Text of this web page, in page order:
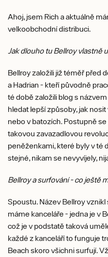
Ahoj, jsem Rich a aktuálně
velkoobchodní distribuci.
Jak dlouho tu Bellroy vlastně
Bellroy založili již téměř před
a Hadrian - kteří původně
té době založili blog s
hledat lepší způsoby, jak
nebo v batozích. Postupně
takovou zavazadlovou
peněženkami, které byly v té
stejné, nikam se nevyvíjely,
Bellroy a surfování - co ještě
Spoustu. Název Bellroy
máme kanceláře - jedna je v
což je v podstatě taková
každé z kanceláří to funguje
Beach skoro všichni surfují.